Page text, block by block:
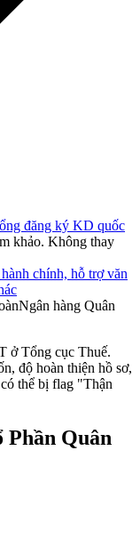
đăng ký KD quốc
khảo. Không thay
chính, hỗ trợ văn
Ngân hàng Quân
ở Tổng cục Thuế.
độ hoàn thiện hồ sơ,
thể bị flag "Thận
Phần Quân